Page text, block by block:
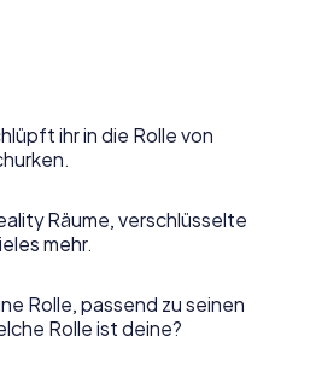
ihr in die Rolle von
Räume, verschlüsselte
mehr.
Rolle, passend zu seinen
Rolle ist deine?